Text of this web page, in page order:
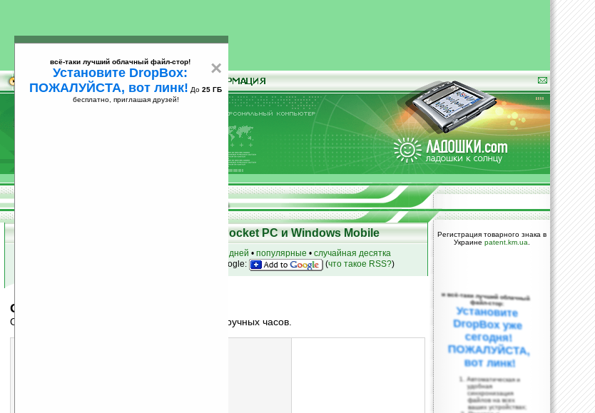
25
Скачать программы для КПК Pocket PC и Windows Mobile
за 7 дней • популярные • случайная десятка
на Google: (что такое RSS?)
GPS2Watch v0.1
Отображение GPS-информации на экране наручных часов.
Регистрация товарного знака в
Украине patent.km.ua
×
всё-таки лучший облачный файл-стор!
Установите DropBox:
ПОЖАЛУЙСТА, вот линк! До 25 ГБ
бесплатно, приглашая друзей!
и всё-таки лучший облачный
файл-стор:
Установите
DropBox уже
сегодня!
ПОЖАЛУЙСТА,
вот линк!
Автоматическая и
удобная
синхронизация
файлов на всех
ваших устройствах;